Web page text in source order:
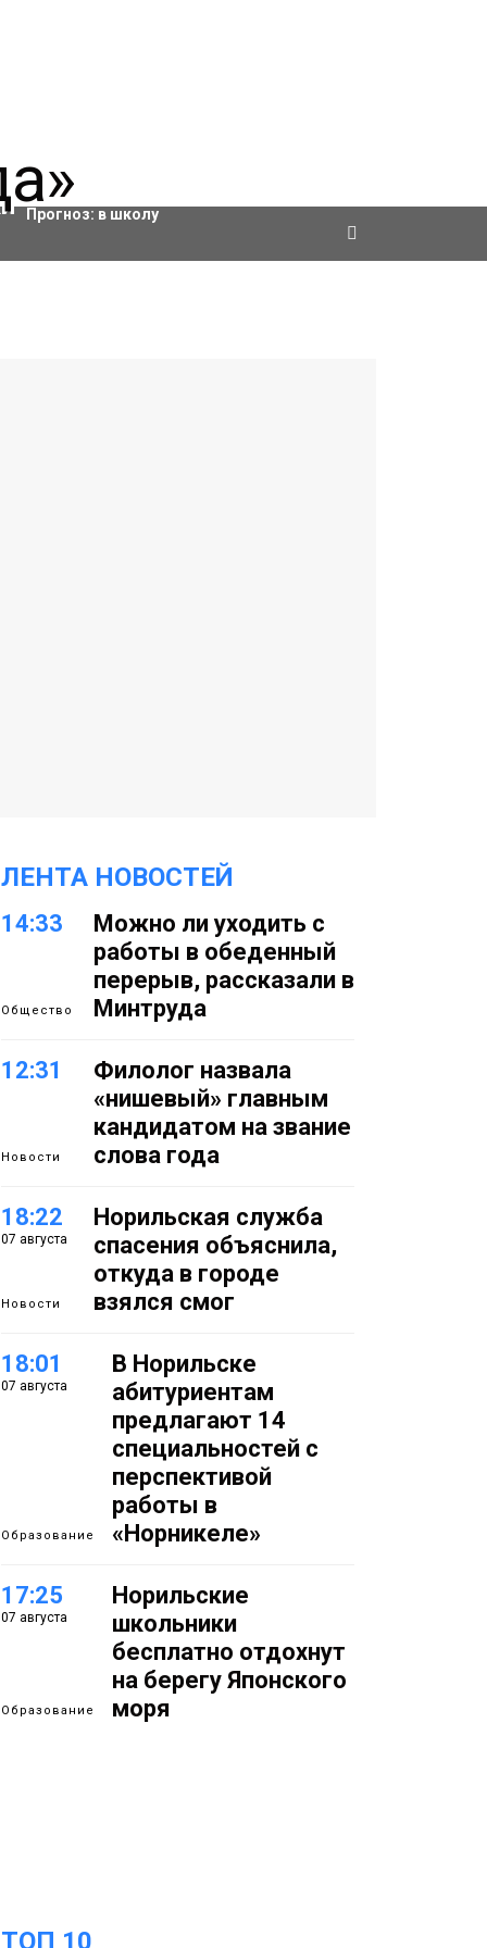
Актировки
Прогноз: в школу
ЛЕНТА НОВОСТЕЙ
14:33
Общество
Можно ли уходить с
работы в обеденный
перерыв, рассказали в
Минтруда
12:31
Новости
Филолог назвала
«нишевый» главным
кандидатом на звание
слова года
18:22
07 августа
Новости
Норильская служба
спасения объяснила,
откуда в городе
взялся смог
18:01
07 августа
Образование
В Норильске
абитуриентам
предлагают 14
специальностей с
перспективой
работы в
«Норникеле»
17:25
07 августа
Образование
Норильские
школьники
бесплатно отдохнут
на берегу Японского
моря
ТОП 10